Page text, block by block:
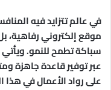
في عالم تتزايد فيه
موقع إلكتروني رفاهية،
عبر توفير قاعدة جاهزة
على رواد الأعمال في هذا